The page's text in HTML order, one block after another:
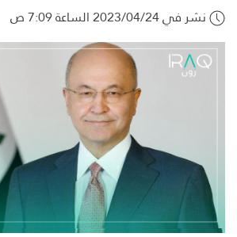
نشر في 2023/04/24 الساعة 7:09 ص